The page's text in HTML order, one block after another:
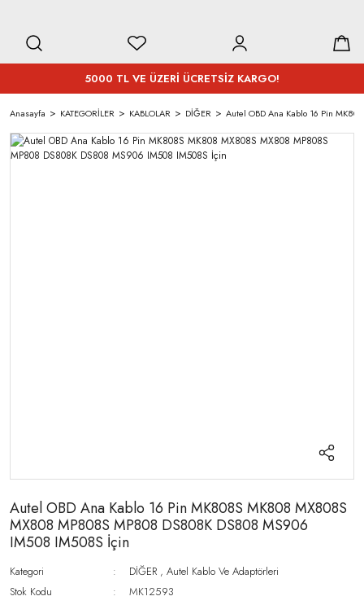
5000 TL VE ÜZERİ ÜCRETSİZ KARGO!
Anasayfa KATEGORİLER KABLOLAR DİĞER Autel OBD Ana Kablo 16 Pin
Autel OBD Ana Kablo 16 Pin MK808S MK808 MX808S
MX808 MP808S MP808 DS808K DS808 MS906
IM508 IM508S İçin
Kategori DİĞER ,Autel Kablo Ve Adaptörleri
Stok Kodu
MK12593